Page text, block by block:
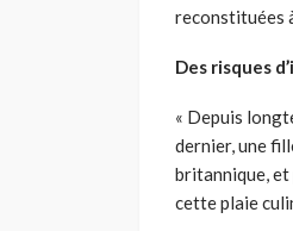
reconstituées
Des risques
« Depuis
dernier, une
britannique, et
cette plaie